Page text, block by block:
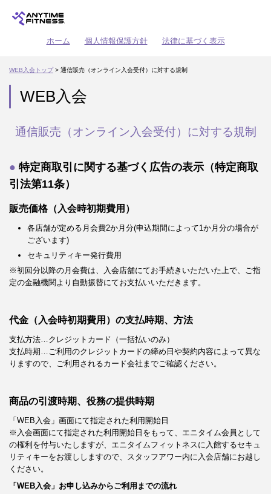
ホーム 個人情報保護方針 法律に基づく表示
WEB入会トップ> 通信販売（オンライン入会受付）に対する規制
WEB入会
通信販売（オンライン入会受付）に対する規制
特定商取引に関する基づく広告の表示（特定商取
引法第11条）
販売価格（入会時初期費用）
各店舗が定める月会費2か月分(申込期間によって1か月分の場合が
ございます)
セキュリティキー発行費用
※初回分以降の月会費は、入会店舗にてお手続きいただいた上で、ご指
定の金融機関より自動振替にてお支払いいただきます。
代金（入会時初期費用）の支払時期、方法
支払方法…クレジットカード（一括払いのみ）
支払時期…ご利用のクレジットカードの締め日や契約内容によって異な
りますので、ご利用されるカード会社までご確認ください。
商品の引渡時期、役務の提供時期
「WEB入会」画面にて指定された利用開始日
※入会画面にて指定された利用開始日をもって、エニタイム会員として
の権利を付与いたしますが、エニタイムフィットネスに入館するセキュ
リティキーをお渡ししますので、スタッフアワー内に入会店舗にお越し
ください。
「WEB入会」お申し込みからご利用までの流れ